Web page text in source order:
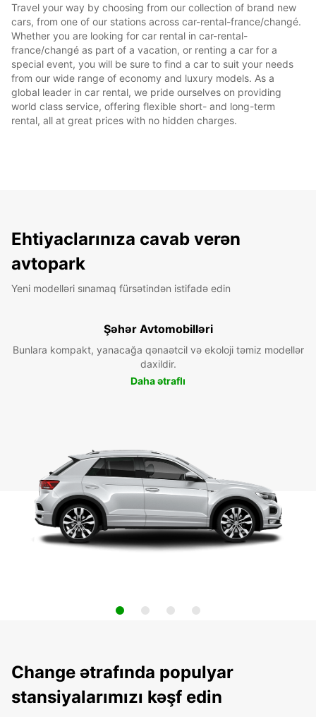
Travel your way by choosing from our collection of brand new
cars, from one of our stations across car-rental-france/changé.
Whether you are looking for car rental in car-rental-
france/changé as part of a vacation, or renting a car for a
special event, you will be sure to find a car to suit your needs
from our wide range of economy and luxury models. As a
global leader in car rental, we pride ourselves on providing
world class service, offering flexible short- and long-term
rental, all at great prices with no hidden charges.
Ehtiyaclarınıza cavab verən
avtopark
Yeni modelləri sınamaq fürsətindən istifadə edin
Şəhər Avtomobilləri
Bunlara kompakt, yanacağa qənaətcil və ekoloji təmiz modellər
daxildir.
Daha ətraflı
Change ətrafında populyar
stansiyalarımızı kəşf edin